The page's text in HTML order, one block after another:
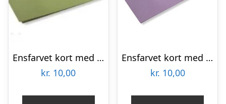
Ensfarvet kort med kuvert – Lys Grøn
kr. 10,00
Ensfarvet kort med kuvert – Lilla
kr. 10,00